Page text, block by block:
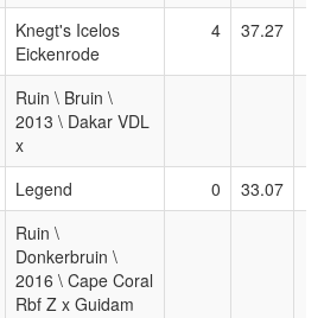
Knegt's Icelos
Eickenrode
4 37.27
Ruin \ Bruin \
2013 \ Dakar VDL
x
Legend 0
33.07
Ruin \
Donkerbruin \
2016 \ Cape Coral
Rbf Z x Guidam